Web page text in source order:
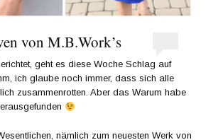
von M.B.Work’s
geht es diese Woche Schlag auf
ich glaube noch immer, dass sich alle
zusammenrotten. Aber das Warum habe
nämlich zum neuesten Werk von